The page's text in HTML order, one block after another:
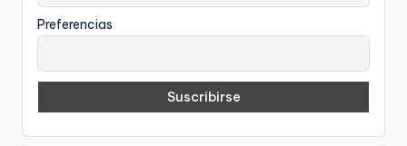
Preferencias